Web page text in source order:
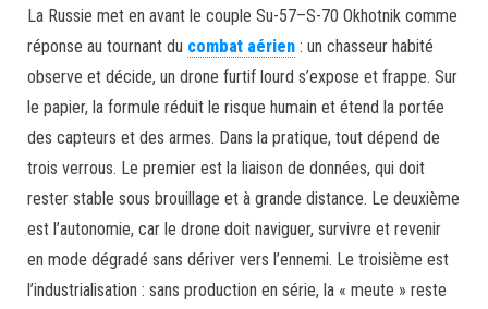
La Russie met en avant le couple Su-57–S-70 Okhotnik comme
réponse au tournant du combat aérien : un chasseur habité
observe et décide, un drone furtif lourd s’expose et frappe. Sur
le papier, la formule réduit le risque humain et étend la portée
des capteurs et des armes. Dans la pratique, tout dépend de
trois verrous. Le premier est la liaison de données, qui doit
rester stable sous brouillage et à grande distance. Le deuxième
est l’autonomie, car le drone doit naviguer, survivre et revenir
en mode dégradé sans dériver vers l’ennemi. Le troisième est
l’industrialisation : sans production en série, la « meute » reste